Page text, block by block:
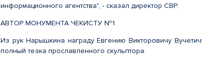
информационного агентства", - сказал директор СВР.
АВТОР МОНУМЕНТА ЧЕКИСТУ №1
Из рук Нарышкина награду Евгению Викторовичу
полный тезка прославленного скульптора.